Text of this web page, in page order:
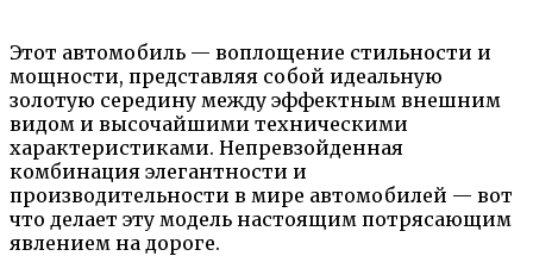
Этот автомобиль — воплощение стильности и
мощности, представляя собой идеальную
золотую середину между эффектным внешним
видом и высочайшими техническими
характеристиками. Непревзойденная
комбинация элегантности и
производительности в мире автомобилей — вот
что делает эту модель настоящим потрясающим
явлением на дороге.